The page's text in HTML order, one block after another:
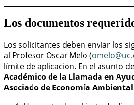
Los documentos
Los solicitantes deben enviar los
al Profesor Oscar Melo (
límite de aplicación. En el asunto
Académico de la Llamada en
Asociado de Economía